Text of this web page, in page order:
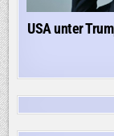
USA unter